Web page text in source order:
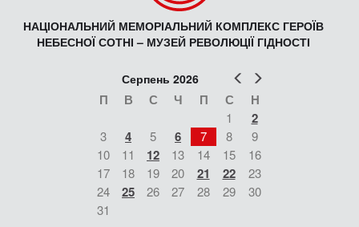
НАЦІОНАЛЬНИЙ МЕМОРІАЛЬНИЙ КОМПЛЕКС ГЕРОЇВ
НЕБЕСНОЇ СОТНІ – МУЗЕЙ РЕВОЛЮЦІЇ ГІДНОСТІ
Попер
Серпень 2026
П В С Ч П С Н
1 2
3 4 5 6 7 8
9
10
11 12 13 14 15
16
17
18 19 20 21 22
23
24
25 26 27 28 29
30
31